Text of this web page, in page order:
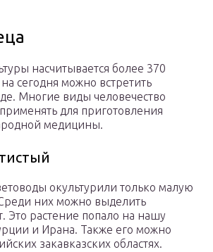
насчитывается более 370
сегодня можно встретить
Многие виды человечество
для приготовления
медицины.
окультурили только малую
них можно выделить
Это растение попало на нашу
и Ирана. Также его можно
закавказских областях.